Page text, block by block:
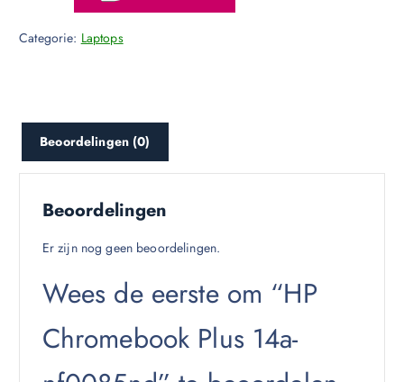
Categorie: Laptops
Beoordelingen (0)
Beoordelingen
Er zijn nog geen beoordelingen.
Wees de eerste om “HP
Chromebook Plus 14a-